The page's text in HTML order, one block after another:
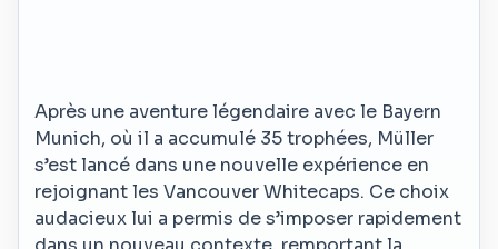
Après une aventure légendaire avec le Bayern
Munich, où il a accumulé 35 trophées, Müller
s’est lancé dans une nouvelle expérience en
rejoignant les Vancouver Whitecaps. Ce choix
audacieux lui a permis de s’imposer rapidement